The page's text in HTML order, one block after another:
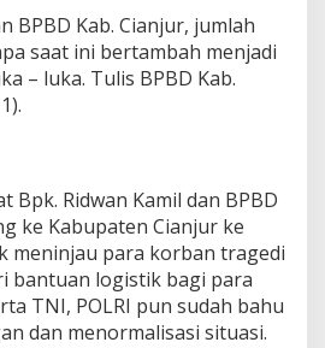
BPBD Kab. Cianjur, jumlah
saat ini bertambah menjadi
– luka. Tulis BPBD Kab.
Bpk. Ridwan Kamil dan BPBD
ke Kabupaten Cianjur ke
meninjau para korban tragedi
bantuan logistik bagi para
TNI, POLRI pun sudah bahu
dan menormalisasi situasi.